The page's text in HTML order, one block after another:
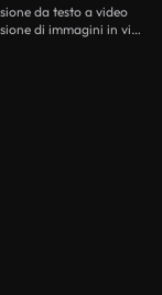
da testo a video
Flussi di lavoro di intelligenza artificiale per la conversione di immagini in video